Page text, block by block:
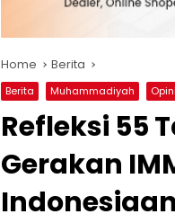
Home Berita
Berita Muhammadiyah Opini
Refleksi 55
Gerakan
Indonesiaan